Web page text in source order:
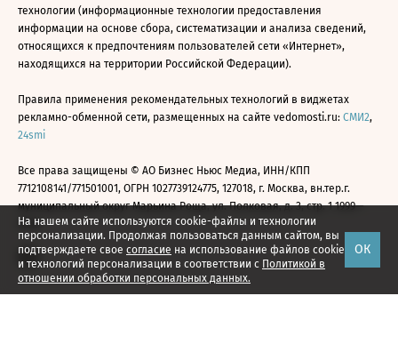
На нашем сайте используются cookie-файлы и технологии
персонализации. Продолжая пользоваться данным сайтом, вы
подтверждаете свое согласие на использование файлов cookie
и технологий персонализации в соответствии с Политикой в
отношении обработки персональных данных.
ОК
технологии (информационные технологии предоставления
информации на основе сбора, систематизации и анализа сведений,
относящихся к предпочтениям пользователей сети «Интернет»,
находящихся на территории Российской Федерации).
Правила применения рекомендательных технологий в виджетах
рекламно-обменной сети, размещенных на сайте vedomosti.ru: СМИ2,
24smi
Все права защищены © АО Бизнес Ньюс Медиа, ИНН/КПП
7712108141/771501001, ОГРН 1027739124775, 127018, г. Москва, вн.тер.г.
муниципальный округ Марьина Роща, ул. Полковая, д. 3, стр. 1 1999—
2026